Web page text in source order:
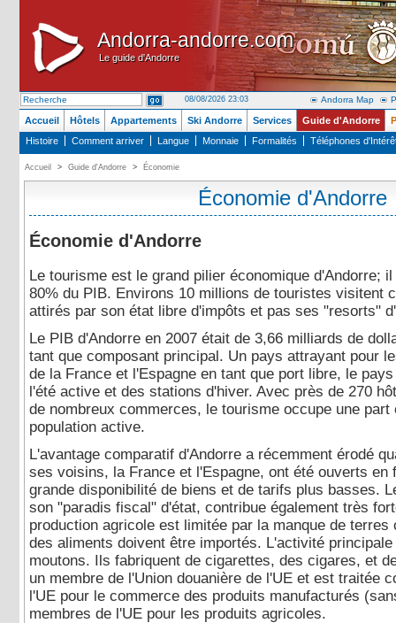
Andorra-andorre.com
Le guide d'Andorre
Andorra-andorre.com
Le guide d'Andorre
08/08/2026 23:03 Andorra Map
Accueil Hôtels Appartements Ski Andorre Services Guide d'Andorre
Histoire
Comment arriver Langue Monnaie Formalités Téléphones
Accueil > Guide d'Andorre > Économie
Économie d'Andorre
Économie d'Andorre
Le tourisme est le grand pilier économique d'Andorre;
80% du PIB. Environs 10 millions de touristes visitent
attirés par son état libre d'impôts et pas ses "resorts"
Le PIB d'Andorre en 2007 était de 3,66 milliards de
tant que composant principal. Un pays attrayant pour
de la France et l'Espagne en tant que port libre, le
l'été active et des stations d'hiver. Avec près de 270
de nombreux commerces, le tourisme occupe une part
population active.
L'avantage comparatif d'Andorre a récemment érodé
ses voisins, la France et l'Espagne, ont été ouverts en
grande disponibilité de biens et de tarifs plus basses.
son "paradis fiscal" d'état, contribue également très
production agricole est limitée par la manque de
des aliments doivent être importés. L'activité
moutons. Ils fabriquent de cigarettes, des cigares, et
un membre de l'Union douanière de l'UE et est traitée
l'UE pour le commerce des produits manufacturés
membres de l'UE pour les produits agricoles.